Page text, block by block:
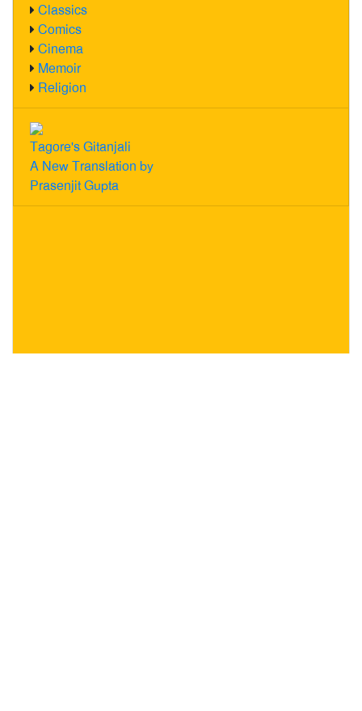
Classics
Comics
Cinema
Memoir
Religion
Tagore's Gitanjali
A New Translation by
Prasenjit Gupta